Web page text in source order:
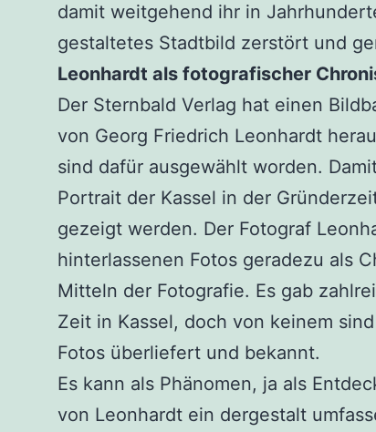
damit weitgehend ihr in
gestaltetes Stadtbild zerstört und
Leonhardt als fotografischer
Der Sternbald Verlag hat einen
von Georg Friedrich Leonhardt
sind dafür ausgewählt worden.
Portrait der Kassel in der
gezeigt werden. Der Fotograf
hinterlassenen Fotos geradezu als
Mitteln der Fotografie. Es gab
Zeit in Kassel, doch von keinem
Fotos überliefert und bekannt.
Es kann als Phänomen, ja als
von Leonhardt ein dergestalt